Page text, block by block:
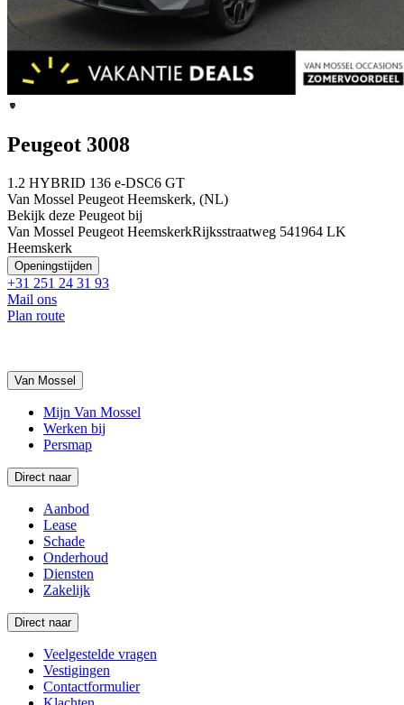
Peugeot 3008
1.2 HYBRID 136 e-DSC6 GT
Van Mossel Peugeot Heemskerk, (NL)
Bekijk deze Peugeot bij
Van Mossel Peugeot HeemskerkRijksstraatweg 541964 LK
Heemskerk
Openingstijden
+31 251 24 31 93
Mail ons
Plan route
Van Mossel
Mijn Van Mossel
Werken bij
Persmap
Direct naar
Aanbod
Lease
Schade
Onderhoud
Diensten
Zakelijk
Direct naar
Veelgestelde vragen
Vestigingen
Contactformulier